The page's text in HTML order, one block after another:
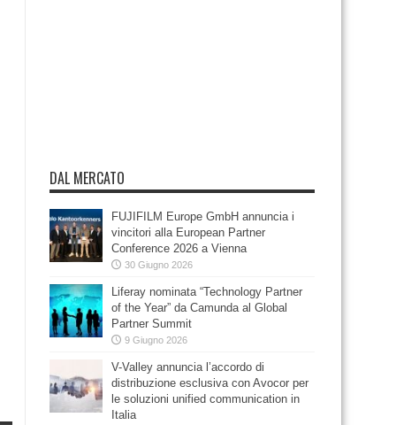
DAL MERCATO
FUJIFILM Europe GmbH annuncia i
vincitori alla European Partner
Conference 2026 a Vienna
30 Giugno 2026
Liferay nominata “Technology Partner
of the Year” da Camunda al Global
Partner Summit
9 Giugno 2026
V-Valley annuncia l’accordo di
distribuzione esclusiva con Avocor per
le soluzioni unified communication in
Italia